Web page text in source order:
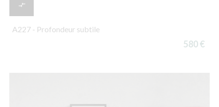

A227 - Profondeur subtile
580 €